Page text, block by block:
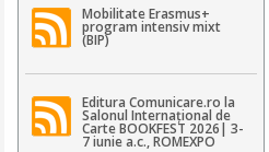
Mobilitate Erasmus+
program intensiv mixt
(BIP)
Editura Comunicare.ro la
Salonul Internațional de
Carte BOOKFEST 2026| 3-
7 iunie a.c., ROMEXPO